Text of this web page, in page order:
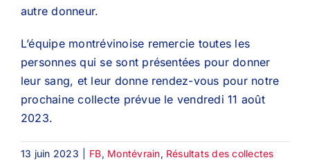
autre donneur.
L’équipe montrévinoise remercie toutes les
personnes qui se sont présentées pour donner
leur sang, et leur donne rendez-vous pour notre
prochaine collecte prévue le vendredi 11 août
2023.
13 juin 2023 FB, Montévrain, Résultats des collectes